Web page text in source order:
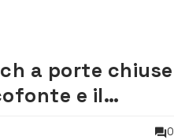
a porte chiuse
e il
0